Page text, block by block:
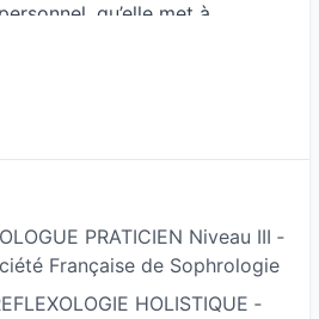
qu’elle met à
au travers de ses différentes
individuelles et de
HOLISTIQUE
Chinoise, et Méta-
PRATICIEN Niveau III ‐
Française de Sophrologie
HOLISTIQUE ‐